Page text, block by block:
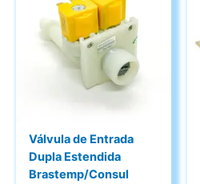
Válvula de Entrada
Dupla Estendida
Brastemp/Consul